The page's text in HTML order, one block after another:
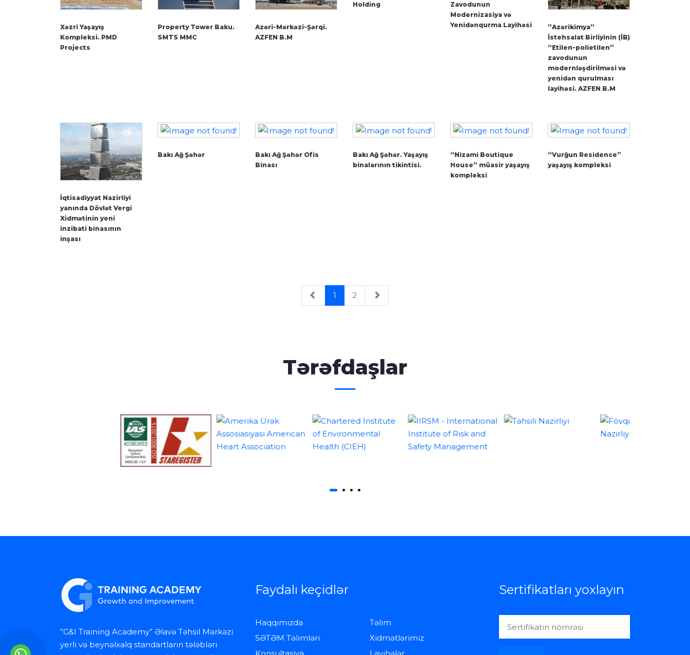
Xəzri Yaşayış
Kompleksi. PMD
Projects
Property Tower Baku.
SMTS MMC
Azəri-Mərkəzi-Şərqi.
AZFEN B.M
Holding
Zavodunun
Modernizasiya və
Yenidənqurma Layihəsi
”Azərikimya”
İstehsalat Birliyinin (İB)
“Etilen-polietilen”
zavodunun
modernləşdirilməsi və
yenidən qurulması
layihəsi. AZFEN B.M
İqtisadiyyat Nazirliyi
yanında Dövlət Vergi
Xidmətinin yeni
inzibati binasının
inşası
Bakı Ağ Şəhər
Bakı Ağ Şəhər Ofis
Binası
Bakı Ağ Şəhər. Yaşayış
binalarının tikintisi.
“Nizami Boutique
House” müasir yaşayış
kompleksi
“Vurğun Residence”
yaşayış kompleksi
1 2
Tərəfdaşlar
”G&I Training Academy” Əlavə Təhsil Mərkəzi
yerli və beynəlxalq standartların tələbləri
Faydalı keçidlər
Haqqımızda
Təlim
SƏTƏM Təlimləri
Xidmətlərimiz
Sertifikatları yoxlayın